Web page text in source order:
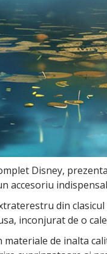
Disney,
accesoriu
din
inconjurat de o
de inalta